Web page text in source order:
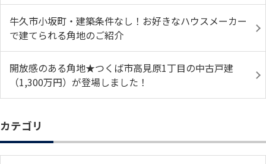
牛久市小坂町・建築条件なし！お好きなハウスメーカー
で建てられる角地のご紹介
開放感のある角地★つくば市高見原1丁目の中古戸建
（1,300万円）が登場しました！
カテゴリ